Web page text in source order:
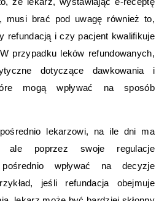
musi brać pod uwagę również to,
refundacją i czy pacjent kwalifikuje
przypadku leków refundowanych,
dotyczące dawkowania i
mogą wpływać na sposób
lekarzowi, na ile dni ma
ale poprzez swoje regulacje
wpływać na decyzje
jeśli refundacja obejmuje